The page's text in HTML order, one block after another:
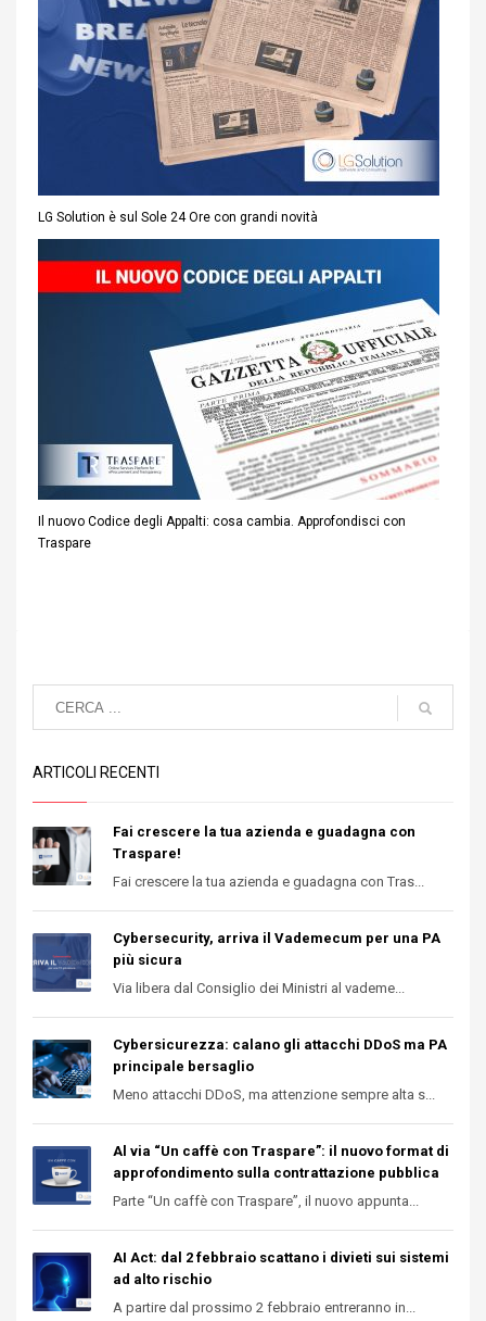
LG Solution è sul Sole 24 Ore con grandi novità
Il nuovo Codice degli Appalti: cosa cambia. Approfondisci con
Traspare
ARTICOLI RECENTI
Fai crescere la tua azienda e guadagna con
Traspare!
Fai crescere la tua azienda e guadagna con Tras...
Cybersecurity, arriva il Vademecum per una PA
più sicura
Via libera dal Consiglio dei Ministri al vademe...
Cybersicurezza: calano gli attacchi DDoS ma PA
principale bersaglio
Meno attacchi DDoS, ma attenzione sempre alta s...
Al via “Un caffè con Traspare”: il nuovo format di
approfondimento sulla contrattazione pubblica
Parte “Un caffè con Traspare”, il nuovo appunta...
AI Act: dal 2 febbraio scattano i divieti sui sistemi
ad alto rischio
A partire dal prossimo 2 febbraio entreranno in...